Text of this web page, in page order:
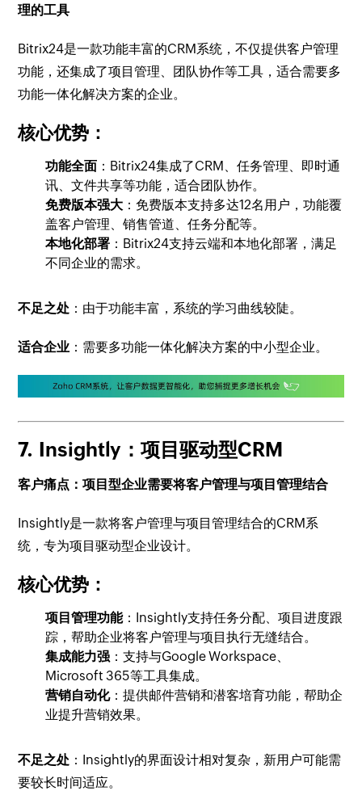
理的工具
Bitrix24是一款功能丰富的CRM系统，不仅提供客户管理
功能，还集成了项目管理、团队协作等工具，适合需要多
功能一体化解决方案的企业。
核心优势：
功能全面 ：Bitrix24集成了CRM、任务管理、即时通
讯、文件共享等功能，适合团队协作。
免费版本强大 ：免费版本支持多达12名用户，功能覆
盖客户管理、销售管道、任务分配等。
本地化部署 ：Bitrix24支持云端和本地化部署，满足
不同企业的需求。
不足之处 ：由于功能丰富，系统的学习曲线较陡。
适合企业 ：需要多功能一体化解决方案的中小型企业。
7. Insightly：项目驱动型CRM
客户痛点：项目型企业需要将客户管理与项目管理结合
Insightly是一款将客户管理与项目管理结合的CRM系
统，专为项目驱动型企业设计。
核心优势：
项目管理功能：Insightly支持任务分配、项目进度跟
踪，帮助企业将客户管理与项目执行无缝结合。
集成能力强 ：支持与Google Workspace、
Microsoft 365等工具集成。
营销自动化：提供邮件营销和潜客培育功能，帮助企
业提升营销效果。
不足之处 ：Insightly的界面设计相对复杂，新用户可能需
要较长时间适应。